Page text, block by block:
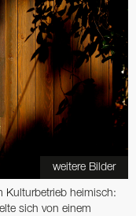
weitere Bilder
Kulturbetrieb heimisch:
sich von einem